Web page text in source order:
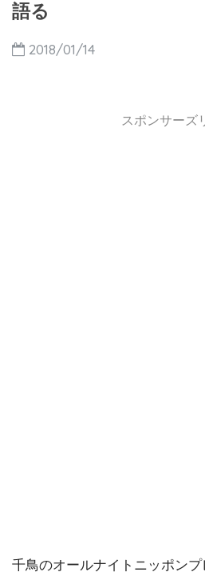
語る
2018/01/14
スポンサーズ
千鳥のオールナイトニッポン